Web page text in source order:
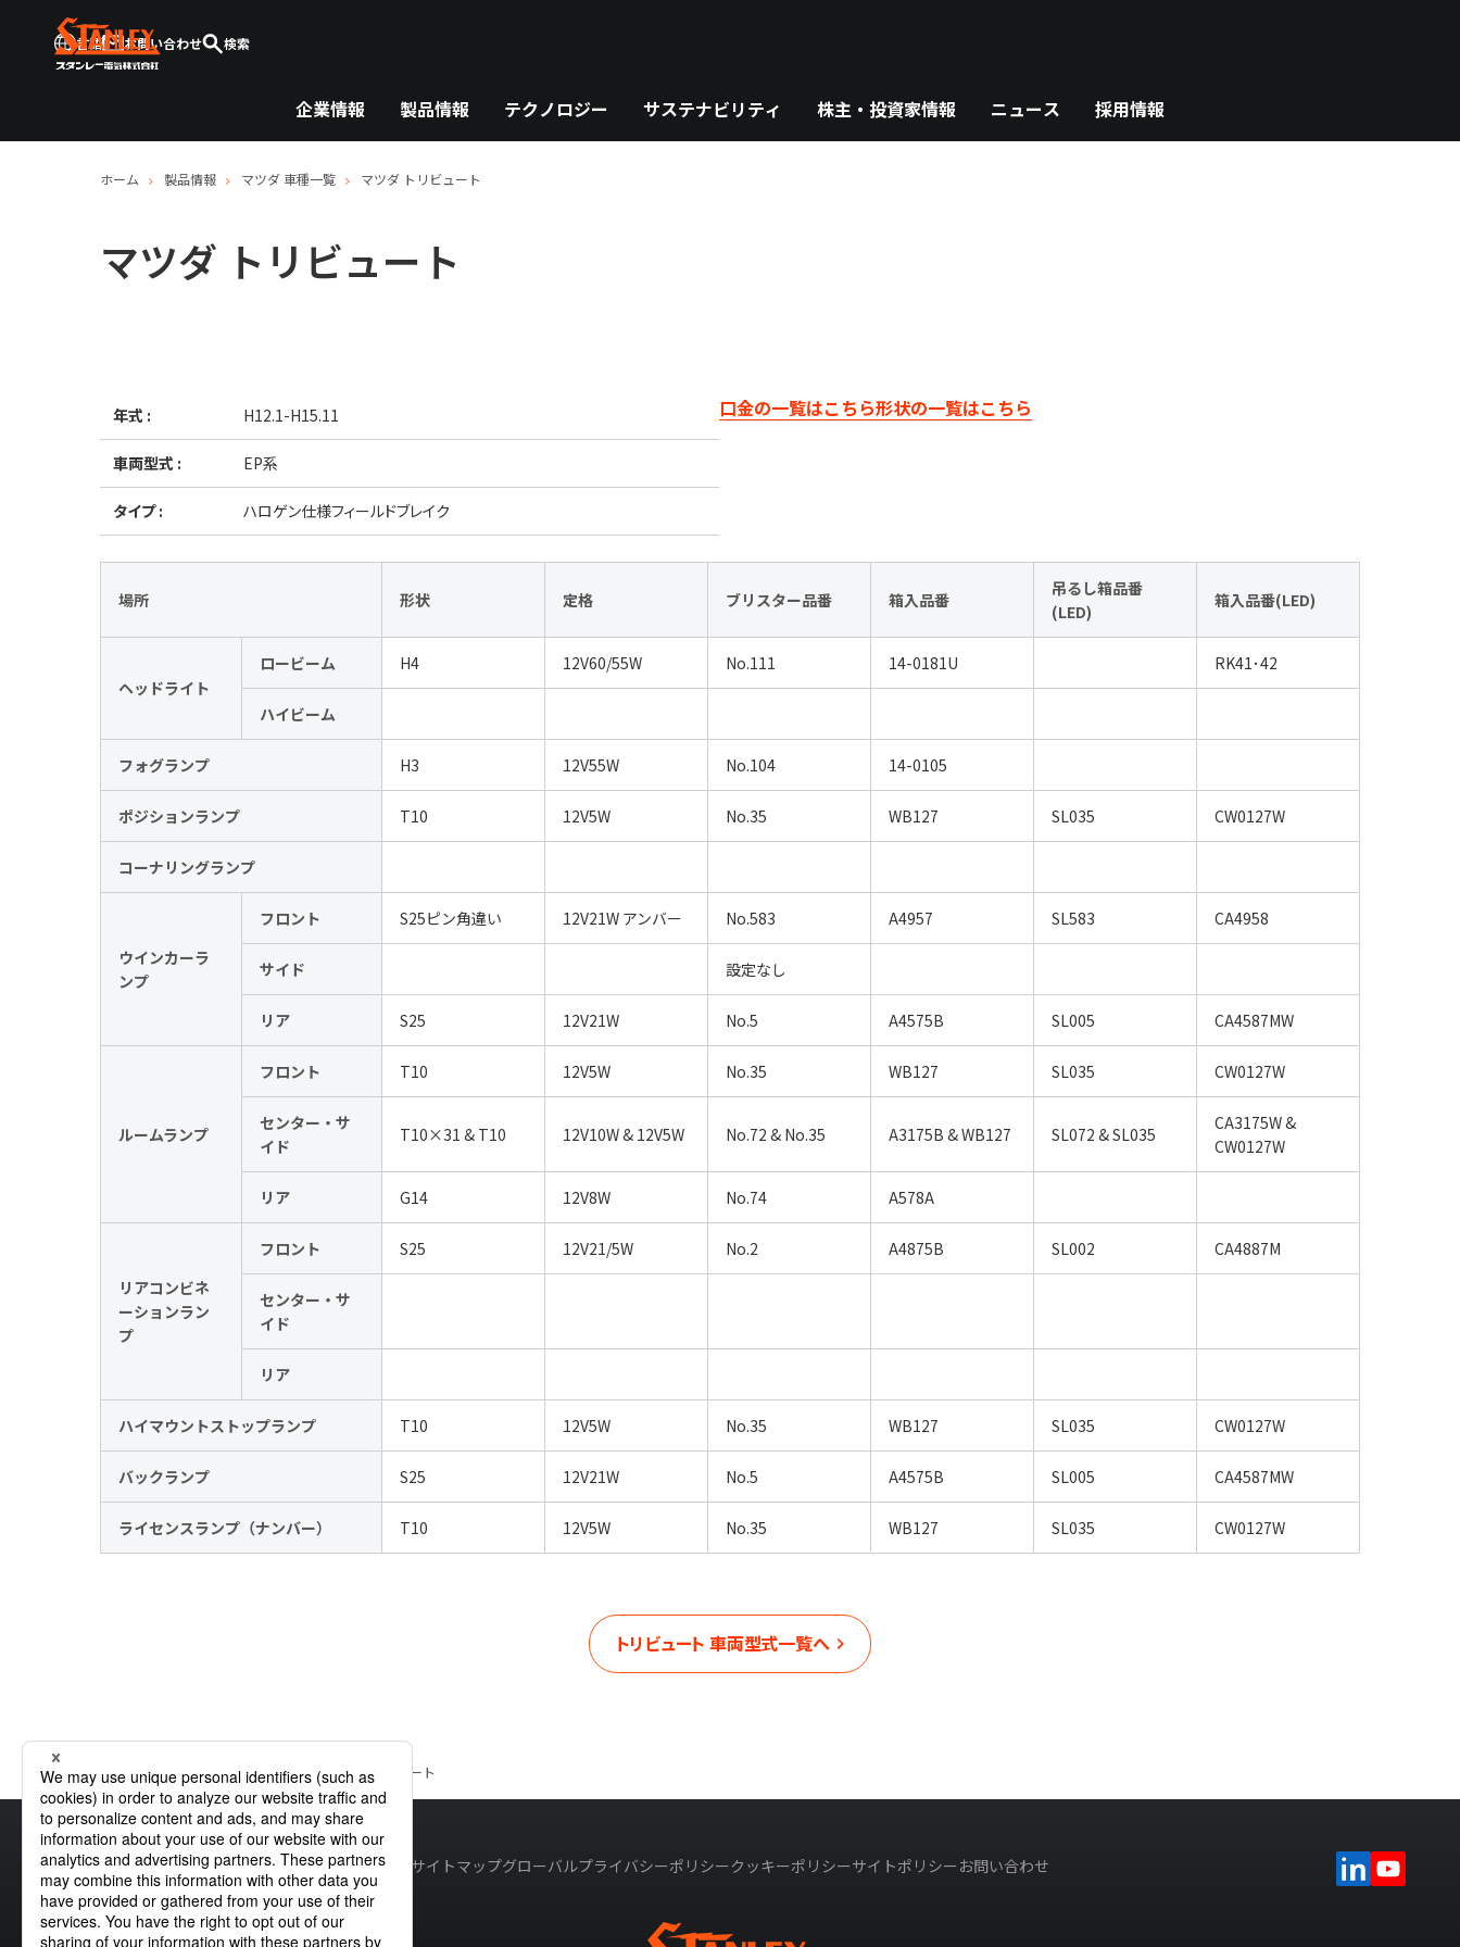
言語 お問い合わせ 検索
企業情報 製品情報 テクノロジー サステナビリティ 株主・投資家情報 ニュース 採用情報
ホーム 製品情報 マツダ 車種一覧 マツダ トリビュート
マツダ トリビュート
年式 : H12.1-H15.11
車両型式 : EP系
タイプ : ハロゲン仕様フィールドブレイク
口金の一覧はこちら形状の一覧はこちら
場所 形状 定格 ブリスター品番 箱入品番
吊るし箱品番
(LED)
箱入品番(LED)
ヘッドライト
ロービーム H4 12V60/55W No.111 14-0181U RK41･42
ハイビーム
フォグランプ H3 12V55W No.104 14-0105
ポジションランプ T10 12V5W No.35 WB127 SL035 CW0127W
コーナリングランプ
ウインカーラ
ンプ
フロント S25ピン角違い 12V21W アンバー No.583 A4957 SL583 CA4958
サイド 設定なし
リア S25 12V21W No.5 A4575B SL005 CA4587MW
ルームランプ
フロント T10 12V5W No.35 WB127 SL035 CW0127W
センター・サ
イド
T10×31 & T10 12V10W & 12V5W No.72 & No.35 A3175B & WB127 SL072 & SL035
CA3175W &
CW0127W
リア G14 12V8W No.74 A578A
リアコンビネ
ーションラン
プ
フロント S25 12V21/5W No.2 A4875B SL002 CA4887M
センター・サ
イド
リア
ハイマウントストップランプ T10 12V5W No.35 WB127 SL035 CW0127W
バックランプ S25 12V21W No.5 A4575B SL005 CA4587MW
ライセンスランプ（ナンバー） T10 12V5W No.35 WB127 SL035 CW0127W
トリビュート 車両型式一覧へ
ホーム 製品情報 マツダ車種一覧 マツダ トリビュート
サイトマップグローバルプライバシーポリシークッキーポリシーサイトポリシー お問い合わせ